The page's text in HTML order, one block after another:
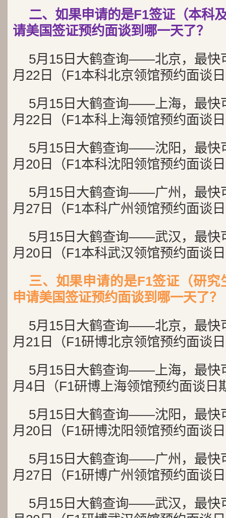
二、如果申请的是F1签证（本科
请美国签证预约面谈到哪一天了？
5月15日大鹤查询——北京，最快
月22日（F1本科北京领馆预约面谈
5月15日大鹤查询——上海，最快
月22日（F1本科上海领馆预约面谈
5月15日大鹤查询——沈阳，最快
月20日（F1本科沈阳领馆预约面谈
5月15日大鹤查询——广州，最快
月27日（F1本科广州领馆预约面谈
5月15日大鹤查询——武汉，最快
月20日（F1本科武汉领馆预约面谈
三、如果申请的是F1签证（研
申请美国签证预约面谈到哪一天了？
5月15日大鹤查询——北京，最快
月21日（F1研博北京领馆预约面谈
5月15日大鹤查询——上海，最快
月4日（F1研博上海领馆预约面谈日
5月15日大鹤查询——沈阳，最快
月20日（F1研博沈阳领馆预约面谈
5月15日大鹤查询——广州，最快
月27日（F1研博广州领馆预约面谈
5月15日大鹤查询——武汉，最快